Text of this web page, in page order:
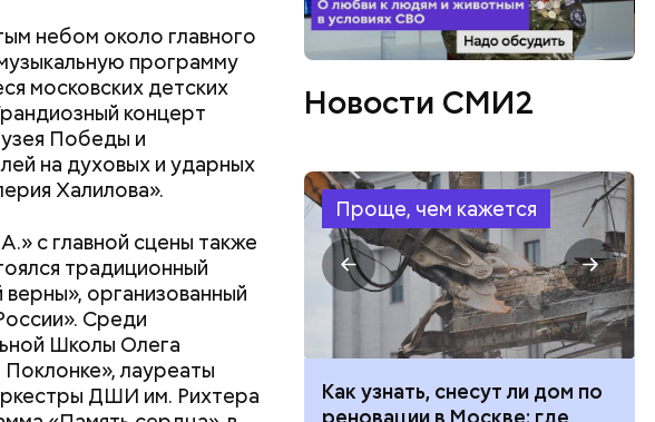
небом около главного
программу
московских детских
концерт
Победы и
на духовых и ударных
Халилова».
с главной сцены также
традиционный
организованный
Среди
Школы Олега
лауреаты
ДШИ им. Рихтера
Новости СМИ2
Проще, чем кажется
получить до 100 тысяч
от государства при
Как узнать, снесут ли дом по
реновации в Москве: где